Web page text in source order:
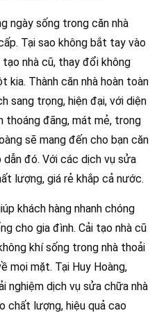
ngày sống trong căn nhà
Tại sao không bắt tay vào
nhà cũ, thay đổi không
kia. Thành căn nhà hoàn toàn
sang trọng, hiện đại, với diện
thoáng đãng, mát mẻ, trong
sẽ mang đến cho bạn căn
đó. Với các dịch vụ sửa
lượng, giá rẻ khắp cả nước.
khách hàng nhanh chóng
cho gia đình. Cải tạo nhà cũ
khí sống trong nhà thoải
mọi mặt. Tại Huy Hoàng,
nghiệm dịch vụ sửa chữa nhà
chất lượng, hiệu quả cao